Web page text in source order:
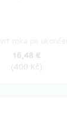
16,48 €
(400 Kč)